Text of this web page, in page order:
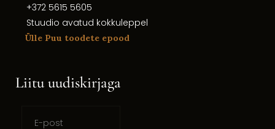
+372 5615 5605
Stuudio avatud kokkuleppel
Ülle Puu toodete epood
Liitu uudiskirjaga